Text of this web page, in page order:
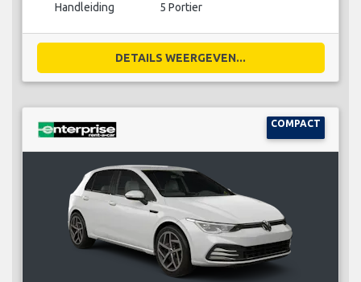
Handleiding 5 Portier
DETAILS WEERGEVEN...
COMPACT